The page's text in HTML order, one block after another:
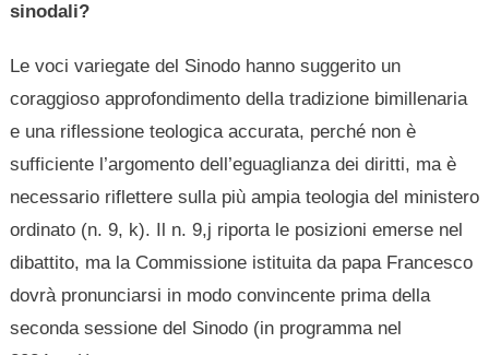
sinodali?
Le voci variegate del Sinodo hanno suggerito un
coraggioso approfondimento della tradizione bimillenaria
e una riflessione teologica accurata, perché non è
sufficiente l’argomento dell’eguaglianza dei diritti, ma è
necessario riflettere sulla più ampia teologia del ministero
ordinato (n. 9, k). Il n. 9,j riporta le posizioni emerse nel
dibattito, ma la Commissione istituita da papa Francesco
dovrà pronunciarsi in modo convincente prima della
seconda sessione del Sinodo (in programma nel